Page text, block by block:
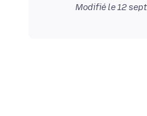
Modifié le12